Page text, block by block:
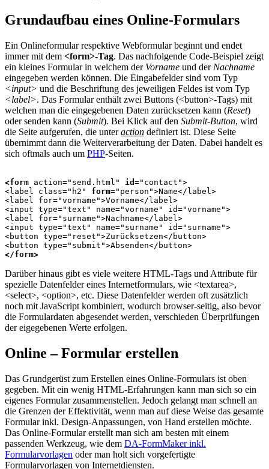
Grundaufbau eines Online-Formulars
Ein Onlineformular respektive Webformular beginnt und endet
immer mit dem <form>-Tag. Das nachfolgende Code-Beispiel zeigt
ein kleines Formular in welchem der Vorname und der Nachname
eingegeben werden können. Die Eingabefelder sind vom Typ
<input> und die Beschriftung des jeweiligen Feldes ist vom Typ
<label>. Das Formular enthält zwei Buttons (<button>-Tags) mit
welchen man die eingegebenen Daten zurücksetzen kann (Reset)
oder senden kann (Submit). Bei Klick auf den Submit-Button, wird
die Seite aufgerufen, die unteraction definiert ist. Diese Seite
übernimmt dann die Weiterverarbeitung der Daten. Dabei handelt es
sich oftmals auch um PHP-Seiten.
<form action="send.html" id ="contact">
<label class="h2" form="person">Name</label>
<label for="vorname">Vorname</label>
<input type="text" name="vorname" id="vorname">
<label for="surname">Nachname</label>
<input type="text" name="surname" id="surname">
<button type="reset">Zurücksetzen</button>
</form>
Darüber hinaus gibt es viele weitere HTML-Tags und Attribute für
spezielle Datenfelder eines Internetformulars, wie <textarea>,
<select>, <option>, etc. Diese Datenfelder werden oft zusätzlich
noch mit JavaScript kombiniert, wodurch browser-seitig, also bevor
die Formulardaten abgesendet werden, verschieden Überprüfungen
der eigegebenen Werte erfolgen.
Online – Formular erstellen
Das Grundgerüst zum Erstellen eines Online-Formulars ist oben
gegeben. Mit ein wenig HTML-Erfahrungen kann man sich so ein
eigenes Formular zusammenstellen. Jedoch gelangt man schnell an
die Grenzen der Effektivität, wenn man auf diese Weise das gesamte
Formular inkl. Design-Anpassungen, von Hand erstellen möchte.
Das Online-Formular erstellt man sich am besten mit einem
passenden Werkzeug, wie dem DA-FormMaker inkl.
Formularvorlagen oder man holt sich vorgefertigte
Formularvorlagen von Internetdiensten.